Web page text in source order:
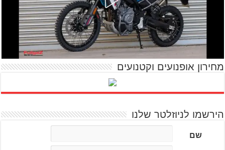
מחירון אופנועים וקטנועים
הירשמו לניוזלטר שלנו
שם